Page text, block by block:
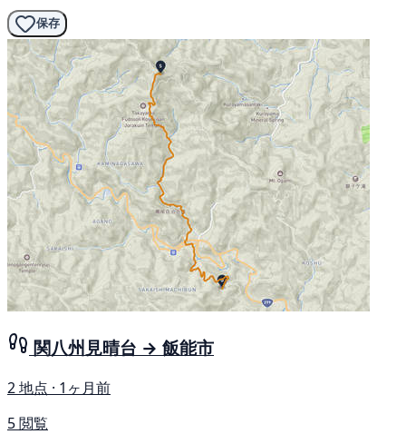
保存
関八州見晴台 → 飯能市
2 地点 · 1ヶ月前
5 閲覧